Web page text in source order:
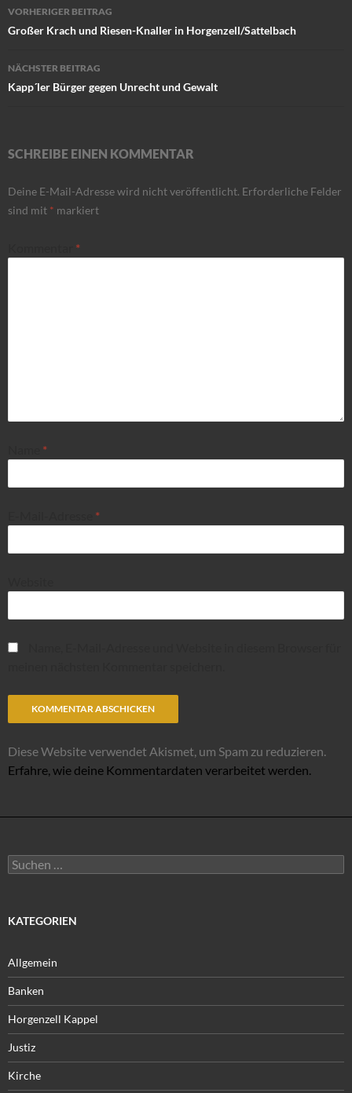
Beitragsnavigation
VORHERIGER BEITRAG
Großer Krach und Riesen-Knaller in Horgenzell/Sattelbach
NÄCHSTER BEITRAG
Kapp´ler Bürger gegen Unrecht und Gewalt
SCHREIBE EINEN KOMMENTAR
Deine E-Mail-Adresse wird nicht veröffentlicht. Erforderliche Felder
sind mit * markiert
*
*
*
Diese Website verwendet Akismet, um Spam zu reduzieren.
Erfahre, wie deine Kommentardaten verarbeitet werden.
Suchen
nach:
KATEGORIEN
Allgemein
Banken
Horgenzell Kappel
Justiz
Kirche